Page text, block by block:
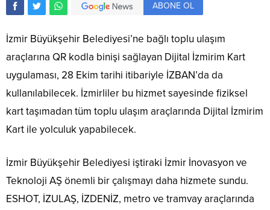
ABONE OL
İzmir Büyükşehir Belediyesi’ne bağlı toplu ulaşım
araçlarına QR kodla binişi sağlayan Dijital İzmirim Kart
uygulaması, 28 Ekim tarihi itibariyle İZBAN’da da
kullanılabilecek. İzmirliler bu hizmet sayesinde fiziksel
kart taşımadan tüm toplu ulaşım araçlarında Dijital İzmirim
Kart ile yolculuk yapabilecek.
İzmir Büyükşehir Belediyesi iştiraki İzmir İnovasyon ve
Teknoloji AŞ önemli bir çalışmayı daha hizmete sundu.
ESHOT, İZULAŞ, İZDENİZ, metro ve tramvay araçlarında